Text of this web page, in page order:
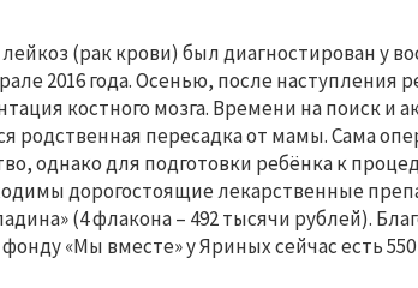
(рак крови) был диагностирован у
2016 года. Осенью, после наступления
костного мозга. Времени на поиск и
родственная пересадка от мамы. Сама
однако для подготовки ребёнка к
дорогостоящие лекарственные
(4 флакона – 492 тысячи рублей).
«Мы вместе» у Яриных сейчас есть